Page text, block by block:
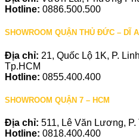
Hotline: 0886.500.500
SHOWROOM QUẬN THỦ ĐỨC – DĨ
Địa chỉ: 21, Quốc Lộ 1K, P.
Tp.HCM
Hotline: 0855.400.400
SHOWROOM QUẬN 7 – HCM
Địa chỉ: 511, Lê Văn Lương, P.
Hotline: 0818.400.400